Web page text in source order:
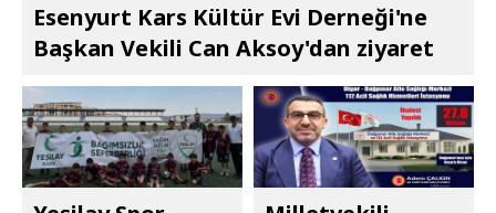
Esenyurt Kars Kültür Evi Derneği'ne
Başkan Vekili Can Aksoy'dan ziyaret